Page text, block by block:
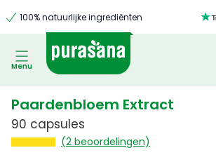
100% natuurlijke ingrediënten
Menu
Paardenbloem Extract
90 capsules
(2 beoordelingen)